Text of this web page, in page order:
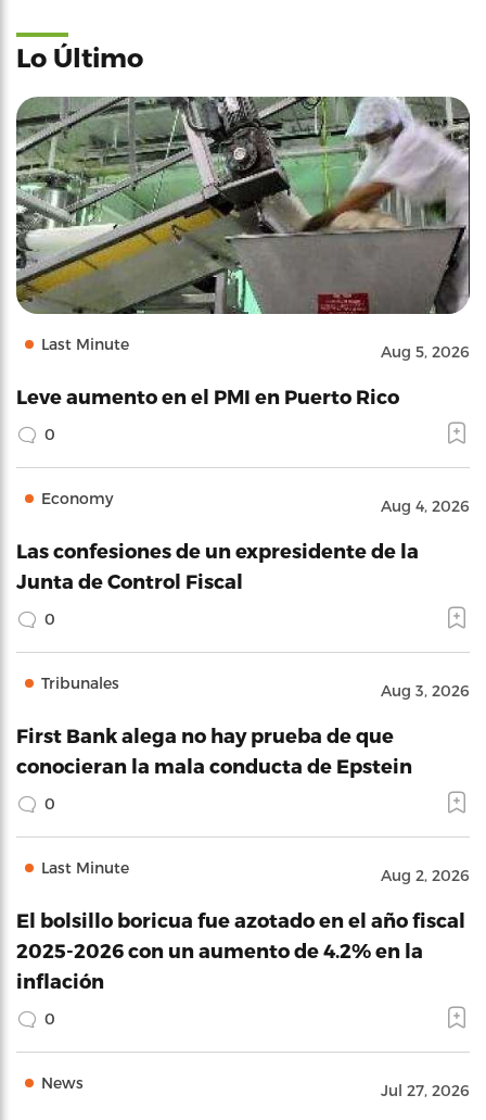
Lo Último
Last Minute Aug 5, 2026
Leve aumento en el PMI en Puerto Rico
0
Economy Aug 4, 2026
Las confesiones de un expresidente de la
Junta de Control Fiscal
0
Tribunales Aug 3, 2026
First Bank alega no hay prueba de que
conocieran la mala conducta de Epstein
0
Last Minute Aug 2, 2026
El bolsillo boricua fue azotado en el año fiscal
2025-2026 con un aumento de 4.2% en la
inflación
0
News Jul 27, 2026